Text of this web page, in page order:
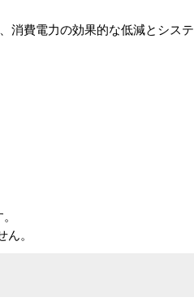
、消費電力の効果的な低減とシス
ん。